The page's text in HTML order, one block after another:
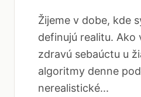
Žijeme v dobe, kde
definujú realitu. Ako
zdravú sebaúctu u
algoritmy denne
nerealistické...